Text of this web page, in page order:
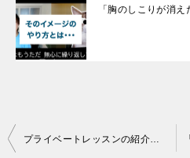
「胸のしこりが消
投
プライベートレッスンの紹介【気のつかい方オンライン】（動画あり）